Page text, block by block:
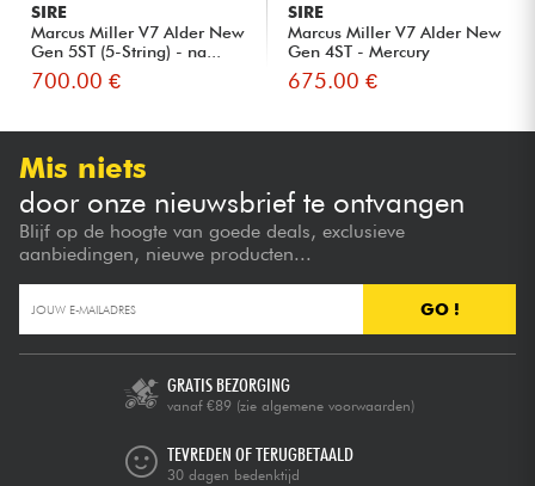
SIRE
Marcus Miller V7 Alder New
Gen 5ST (5-String) - na...
700.00 €
SIRE
Marcus Miller V7 Alder New
Gen 4ST - Mercury
675.00 €
Mis niets
door onze nieuwsbrief te ontvangen
Blijf op de hoogte van goede deals, exclusieve
aanbiedingen, nieuwe producten...
GO !
GRATIS BEZORGING
vanaf €89 (zie algemene voorwaarden)
TEVREDEN OF TERUGBETAALD
30 dagen bedenktijd